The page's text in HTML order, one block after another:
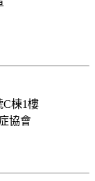
C棟1樓
協會